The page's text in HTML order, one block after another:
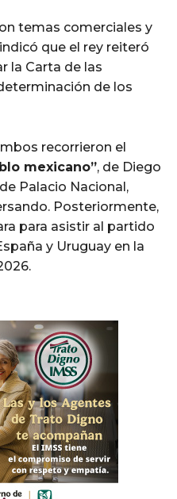
temas comerciales y
que el rey reiteró
la Carta de las
de los
recorrieron el
mexicano”, de Diego
Palacio Nacional,
Posteriormente,
para asistir al partido
y Uruguay en la